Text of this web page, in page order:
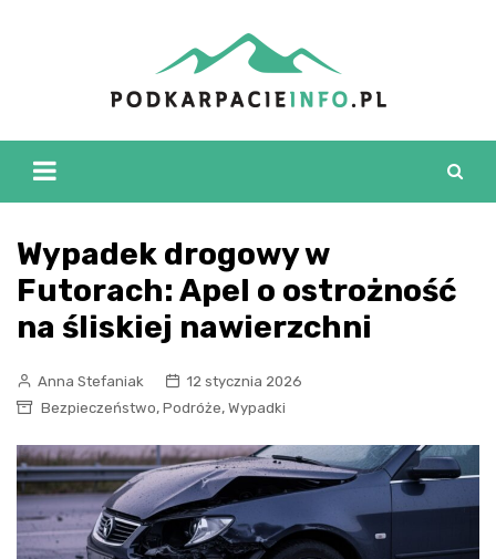
Wypadek drogowy w
Futorach: Apel o ostrożność
na śliskiej nawierzchni
Anna Stefaniak
12 stycznia 2026
Bezpieczeństwo, Podróże, Wypadki